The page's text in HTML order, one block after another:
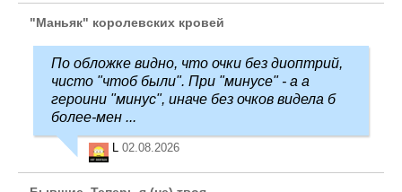
"Маньяк" королевских кровей
По обложке видно, что очки без диоптрий,
чисто "чтоб были". При "минусе" - а а
героини "минус", иначе без очков видела б
более-мен ...
L 02.08.2026